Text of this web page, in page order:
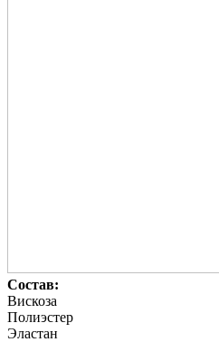
Состав:
Вискоза
Полиэстер
Эластан